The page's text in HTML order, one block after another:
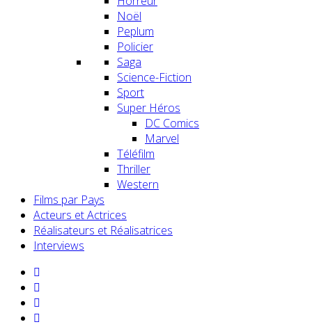
Noël
Peplum
Policier
Saga
Science-Fiction
Sport
Super Héros
DC Comics
Marvel
Téléfilm
Thriller
Western
Films par Pays
Acteurs et Actrices
Réalisateurs et Réalisatrices
Interviews